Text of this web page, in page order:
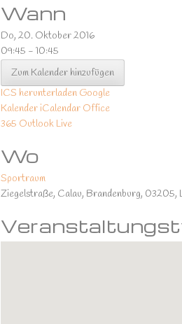
Wann
Do, 20. Oktober 2016
09:45 - 10:45
Zum Kalender hinzufügen
ICS herunterladen Google
Kalender iCalendar Office
365 Outlook Live
Wo
Sportraum
Ziegelstraße, Calau, Brandenburg, 03205,